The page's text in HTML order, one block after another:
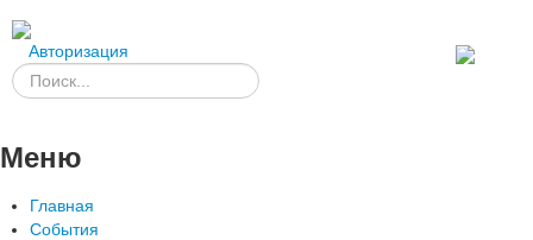
Авторизация
Меню
Главная
События